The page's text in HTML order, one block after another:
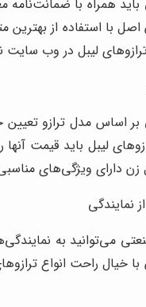
همراه با ضمانت‌نامه
با استفاده از
لیبل در وب سایت
اساس مدل ترازو
لیبل باید قیمت
زن دارای ویژگی‌های
نمایندگی
می‌توانید به
راحت انواع